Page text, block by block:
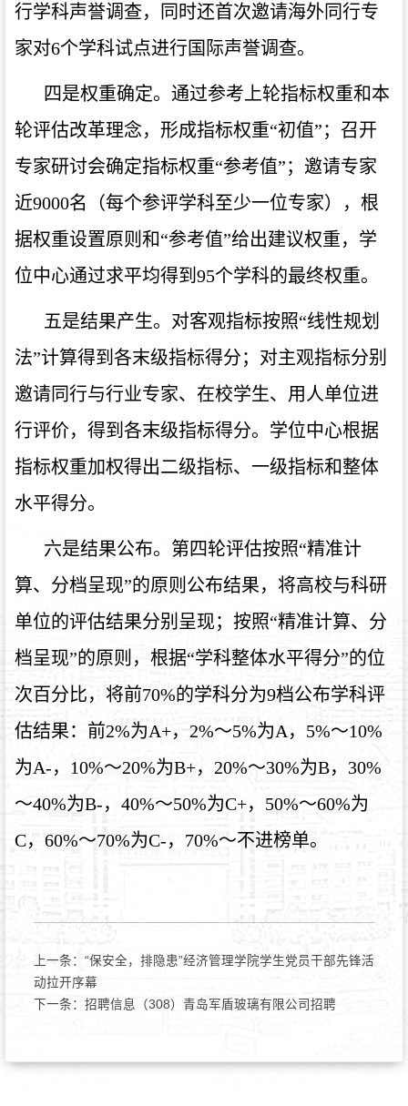
行学科声誉调查，同时还首次邀请海外同行专
家对6个学科试点进行国际声誉调查。
四是权重确定。通过参考上轮指标权重和本
轮评估改革理念，形成指标权重“初值”；召开
专家研讨会确定指标权重“参考值”；邀请专家
近9000名（每个参评学科至少一位专家），根
据权重设置原则和“参考值”给出建议权重，学
位中心通过求平均得到 95个学科的最终权重。
五是结果产生。对客观指标按照“线性规划
法”计算得到各末级指标得分；对主观指标分别
邀请同行与行业专家、在校学生、用人单位进
行评价，得到各末级指标得分。学位中心根据
指标权重加权得出二级指标、一级指标和整体
水平得分。
六是结果公布。第四轮评估按照“精准计
算、分档呈现”的原则公布结果，将高校与科研
单位的评估结果分别呈现；按照“精准计算、分
档呈现”的原则，根据“学科整体水平得分”的位
次百分比，将前70%的学科分为9档公布学科评
估结果：前2%为A+，2%～5%为A， 5%～10%
为A-， 10%～20%为B+， 20%～30%为B， 30%
～40%为B-， 40%～50%为C+， 50%～60%为
C， 60%～70%为C-， 70%～不进榜单。
上一条： “保安全，排隐患”经济管理学院学生党员干部先锋活
动拉开序幕
下一条： 招聘信息（308）青岛军盾玻璃有限公司招聘